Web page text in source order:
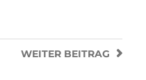
WEITER BEITRAG